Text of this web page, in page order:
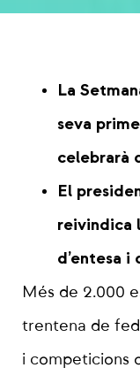
La
seva
celebrarà
El
reivindica
d’entesa i
Més de 2.000
trentena de
i competicions